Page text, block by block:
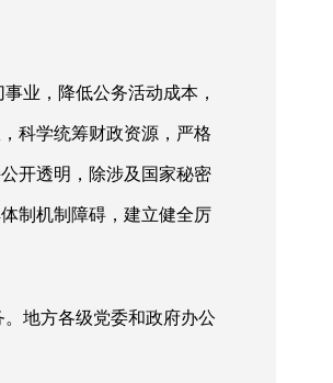
业，降低公务活动成本，
科学统筹财政资源，严格
开透明，除涉及国家秘密
制机制障碍，建立健全厉
地方各级党委和政府办公